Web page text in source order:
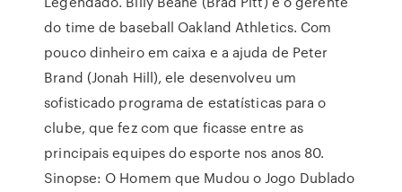
do time de baseball Oakland Athletics. Com
pouco dinheiro em caixa e a ajuda de Peter
Brand (Jonah Hill), ele desenvolveu um
sofisticado programa de estatísticas para o
clube, que fez com que ficasse entre as
principais equipes do esporte nos anos 80.
Sinopse: O Homem que Mudou o Jogo Dublado